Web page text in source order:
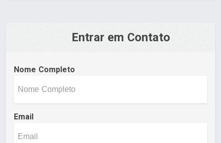
Entrar em Contato
Nome Completo
Email